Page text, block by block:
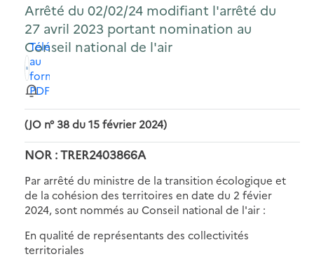
Arrêté du 02/02/24 modifiant l'arrêté du
27 avril 2023 portant nomination au
Conseil national de l'air
Télécharger
au
format
PDF
(JO n° 38 du 15 février 2024)
NOR : TRER2403866A
Par arrêté du ministre de la transition écologique et
de la cohésion des territoires en date du 2 févier
2024, sont nommés au Conseil national de l'air :
En qualité de représentants des collectivités
territoriales